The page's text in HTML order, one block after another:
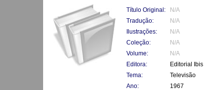
Título Original:
N/A
Tradução:
N/A
Ilustrações:
N/A
Coleção:
N/A
Volume:
N/A
Editora:
Editorial Ibis
Tema:
Televisão
Ano:
1967